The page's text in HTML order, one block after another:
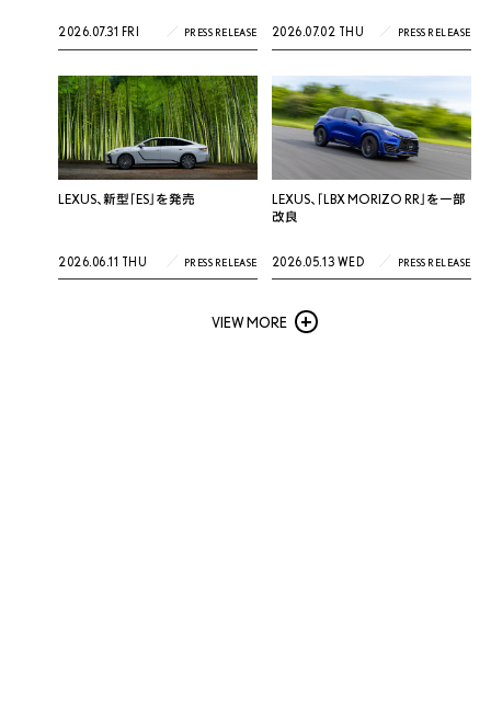
2026.07.31 FRI PRESS RELEASE 2026.07.02 THU PRESS RELEASE
LEXUS、新型「ES」を発売
2026.06.11 THU PRESS RELEASE
LEXUS、「LBX MORIZO RR」を一部
改良
2026.05.13 WED PRESS RELEASE
VIEW MORE